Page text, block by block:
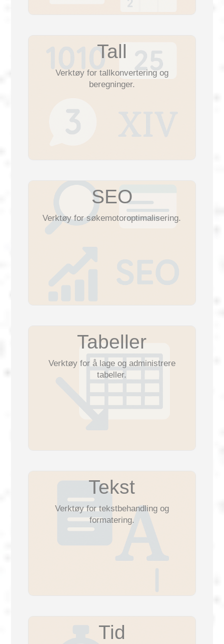
Tall
Verktøy for tallkonvertering og
beregninger.
SEO
Verktøy for søkemotoroptimalisering.
Tabeller
Verktøy for å lage og administrere
tabeller.
Tekst
Verktøy for tekstbehandling og
formatering.
Tid